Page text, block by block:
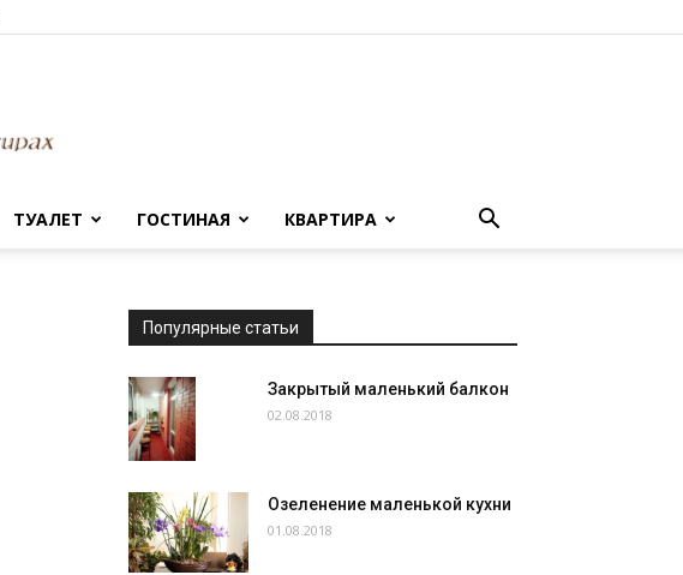
ТУАЛЕТ ГОСТИНАЯ КВАРТИРА
Популярные статьи
Закрытый маленький балкон
02.08.2018
Озеленение маленькой кухни
01.08.2018